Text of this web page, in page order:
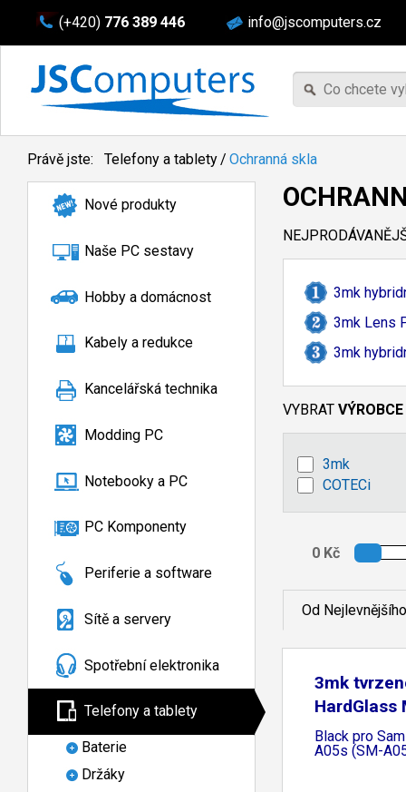
(+420) 776 389 446 info@jscomputers.cz
Právě jste: Telefony a tablety/ Ochranná skla
Nové produkty
Naše PC sestavy
Hobby a domácnost
Kabely a redukce
Kancelářská technika
Modding PC
Notebooky a PC
PC Komponenty
Periferie a software
Sítě a servery
Spotřební elektronika
Telefony a tablety
Baterie
Držáky
3mk
3mk Lens
3mk
VYBRAT VÝROBCE
3mk
COTECi
Od Nejlevnějšího
3mk
HardGlass
Black pro
A05s (SM-